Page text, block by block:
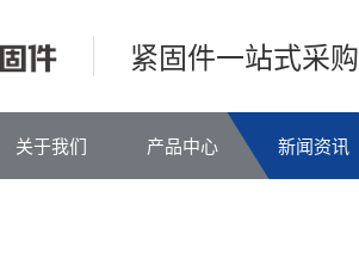
紧固件一站式采购
关于我们 产品中心 新闻资讯